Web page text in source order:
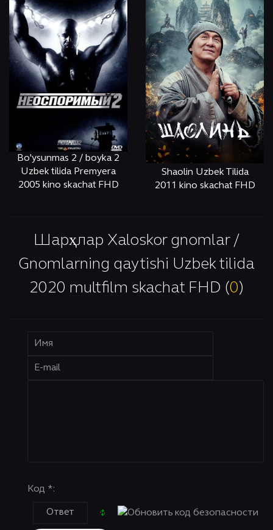
Bo'ysunmas 2 / boyka 2
Uzbek tilida Premyera
2005 kino skachat FHD
Shaolin Uzbek Tilida
2011 kino skachat FHD
Шарҳлар Xaloskor gnomlar /
Gnomlarning qaytishi Uzbek tilida
2020 multfilm skachat FHD (0 )
Код *: